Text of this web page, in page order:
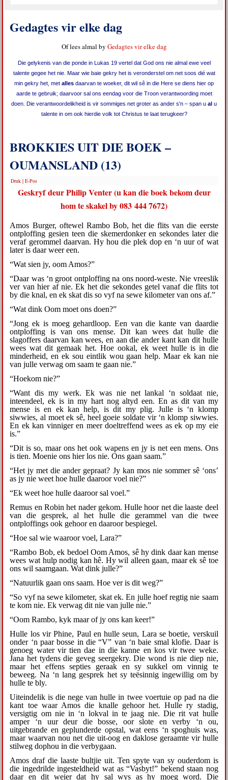
Gedagtes vir elke dag
Of lees almal by Gedagtes vir elke dag
Die gelykenis van die ponde in Lukas 19 vertel dat God ons nie almal ewe veel
talente gegee het nie. Maar wie baie gekry het is veronderstel om net soos dié wat
min gekry het, met alles daarvan te woeker, dit wil sê in die Here se diens hier op
aarde te gebruik; daarvoor sal ons eendag voor die Troon verantwoording moet
doen. Die verantwoordelikheid is vir sommiges net groter as ander s'n – span u al u
talente in om ook hierdie volk tot Christus te laat terugkeer?
BROKKIES UIT DIE BOEK –
OUMANSLAND (13)
Druk |E-Pos
Geskryf deur Philip Venter (u kan die boek bekom deur
hom te skakel by 083 444 7672)
Amos Burger, oftewel Rambo Bob, het die flits van die eerste
ontploffing gesien teen die skemerdonker en sekondes later die
veraf gerommel daarvan. Hy hou die plek dop en ‘n uur of wat
later is daar weer een.
“Wat sien jy, oom Amos?”
“Daar was ‘n groot ontploffing na ons noord-weste. Nie vreeslik
ver van hier af nie. Ek het die sekondes getel vanaf die flits tot
by die knal, en ek skat dis so vyf na sewe kilometer van ons af.”
“Wat dink Oom moet ons doen?”
“Jong ek is moeg gehardloop. Een van die kante van daardie
ontploffing is van ons mense. Dit kan wees dat hulle die
slagoffers daarvan kan wees, en aan die ander kant kan dit hulle
wees wat dit gemaak het. Hoe ookal, ek weet hulle is in die
minderheid, en ek sou eintlik wou gaan help. Maar ek kan nie
van julle verwag om saam te gaan nie.”
“Hoekom nie?”
“Want dis my werk. Ek was nie net lankal ‘n soldaat nie,
inteendeel, ek is in my hart nog altyd een. En as dit van my
mense is en ek kan help, is dit my plig. Julle is ‘n klomp
siwwies, al moet ek sê, heel goeie soldate vir ‘n klomp siwwies.
En ek kan vinniger en meer doeltreffend wees as ek op my eie
is.”
“Dit is so, maar ons het ook wapens en jy is net een mens. Ons
is tien. Moenie ons hier los nie. Ons gaan saam.”
“Het jy met die ander gepraat? Jy kan mos nie sommer sê ‘ons’
as jy nie weet hoe hulle daaroor voel nie?”
“Ek weet hoe hulle daaroor sal voel.”
Remus en Robin het nader gekom. Hulle hoor net die laaste deel
van die gesprek, al het hulle die gerammel van die twee
ontploffings ook gehoor en daaroor bespiegel.
“Hoe sal wie waaroor voel, Lara?”
“Rambo Bob, ek bedoel Oom Amos, sê hy dink daar kan mense
wees wat hulp nodig kan hê. Hy wil alleen gaan, maar ek sê toe
ons wil saamgaan. Wat dink julle?”
“Natuurlik gaan ons saam. Hoe ver is dit weg?”
“So vyf na sewe kilometer, skat ek. En julle hoef regtig nie saam
te kom nie. Ek verwag dit nie van julle nie.”
“Oom Rambo, kyk maar of jy ons kan keer!”
Hulle los vir Phine, Paul en hulle seun, Lara se boetie, verskuil
onder ‘n paar bosse in die “V” van ‘n baie smal klofie. Daar is
genoeg water vir tien dae in die kanne en kos vir twee weke.
Jana het tydens die geveg seergekry. Die wond is nie diep nie,
maar het effens septies geraak en sy sukkel om vinnig te
beweeg. Na ‘n lang gesprek het sy teësinnig ingewillig om by
hulle te bly.
Uiteindelik is die nege van hulle in twee voertuie op pad na die
kant toe waar Amos die knalle gehoor het. Hulle ry stadig,
versigtig om nie in ‘n lokval in te jaag nie. Die rit vat hulle
amper ‘n uur deur die bosse, oor slote en verby ‘n ou,
uitgebrande en geplunderde opstal, wat eens ‘n spoghuis was,
maar waarvan nou net die uit-oog en daklose geraamte vir hulle
stilweg dophou in die verbygaan.
Amos draf die laaste bultjie uit. Ten spyte van sy ouderdom is
die ingedrilde ingesteldheid wat as “Vasbyt!” bekend staan nog
daar en dit weier dat hy sal wys as hy moeg word. Die